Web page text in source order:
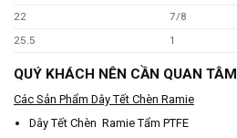
22
7/8
25.5
1
QUÝ KHÁCH NÊN CẦN QUAN TÂM
Các Sản Phẩm Dây Tết Chèn Ramie
Dây Tết Chèn Ramie Tẩm PTFE